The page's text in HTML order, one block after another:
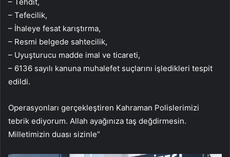
– Tefecilik,
– İhaleye fesat karıştırma,
– Resmi belgede sahtecilik,
– Uyuşturucu madde imal ve ticareti,
– 6136 sayılı kanuna muhalefet suçlarını işledikleri tespit
edildi.
Operasyonları gerçekleştiren Kahraman Polislerimizi
tebrik ediyorum. Allah ayağınıza taş değdirmesin.
Milletimizin duası sizinle”